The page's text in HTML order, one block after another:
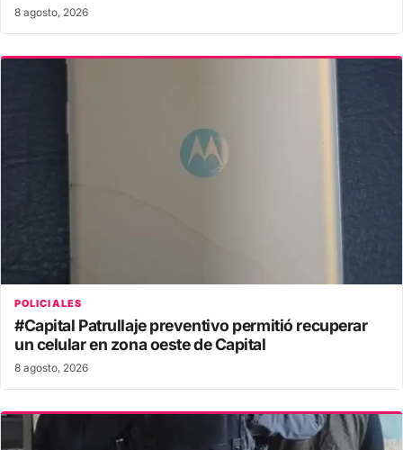
8 agosto, 2026
POLICIALES
#Capital Patrullaje preventivo permitió recuperar
un celular en zona oeste de Capital
8 agosto, 2026